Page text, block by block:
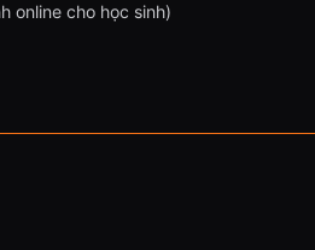
online cho học sinh)